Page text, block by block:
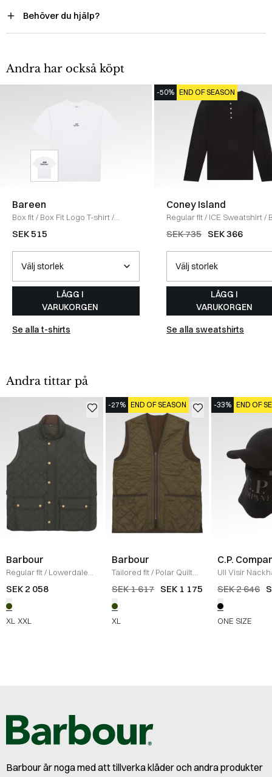
Behöver du hjälp?
Andra har också köpt
Bareen
Box fit/ Box Fit Logo T-shirt/
WHITE
SEK 515
LÄGG I
VARUKORGEN
Se alla t-shirts
-50% END OF SEASON
Coney Island
Regular fit/ ICE Sweatshirt/
SEK 735 SEK 366
LÄGG I
VARUKORGEN
Se alla sweatshirts
Andra tittar på
Barbour
Regular fit/ Lowerdale
Vest /OLIVE
SEK 2 058
XL XXL
-27% END OF SEASON
Barbour
Tailored fit/ Polar Quilt
Zip-Liner Vest /OLIVE
SEK 1 617 SEK 1 175
XL
-33% END OF
C.P.
Ull Visir
SEK 2 646
ONE SIZE
Barbour är noga med att tillverka kläder och andra produkter